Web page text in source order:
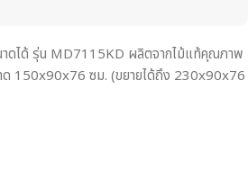
นาดได้ รุ่น MD7115KD ผลิตจากไม้แท้คุณภาพ
ด 150x90x76 ซม. (ขยายได้ถึง 230x90x76